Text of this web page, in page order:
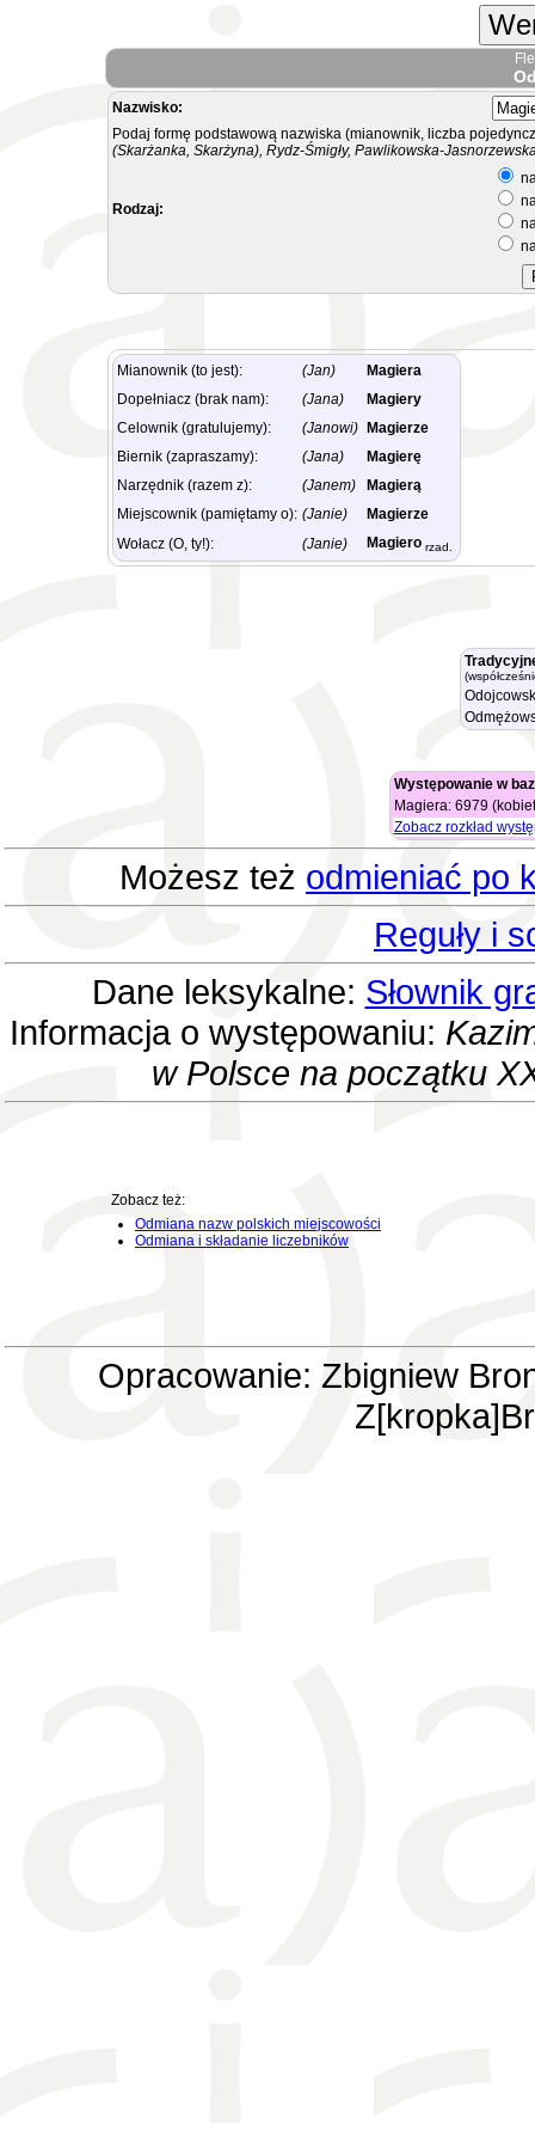
Nazwisko:
Podaj formę podstawową nazwiska (mianownik, liczba
(Skarżanka, Skarżyna), Rydz-Śmigły, Pawlikowska-
Rodzaj:
Mianownik (to jest): (Jan)
Magiera
Dopełniacz (brak nam):
(Jana)
Magiery
Celownik (gratulujemy):
(Janowi)
Magierze
Biernik (zapraszamy):
(Jana)
Magierę
Narzędnik (razem z):
(Janem)
Magierą
Miejscownik (pamiętamy o): (Janie)
Magierze
Wołacz (O, ty!):
(Janie) Magiero rzad.
Występowanie w
Magiera: 6979
Zobacz rozkład
Możesz też odmieniać po
Reguły i
Dane leksykalne: Słownik
Informacja o występowaniu:
w Polsce na początku
Zobacz też:
Odmiana nazw polskich miejscowości
Odmiana i składanie liczebników
Opracowanie: Zbigniew